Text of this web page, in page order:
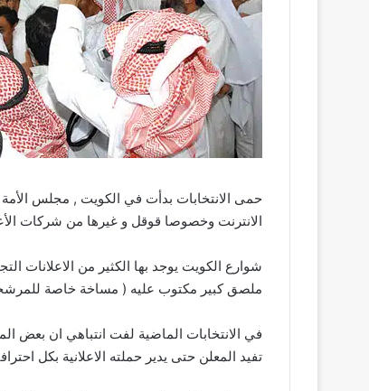
حمى الانتخابات بدأت في الكويت , مجلس
الانترنت وخصوصا قوقل و غيرها من شركات
شوارع الكويت يوجد بها الكثير من الاعلانات
ملصق كبير مكتوب عليه ( مساخة خاصة
في الانتخابات الماضية لفت انتباهي ان بعض
تفيد المعلن حتى يدير حملته الاعلانية بكل